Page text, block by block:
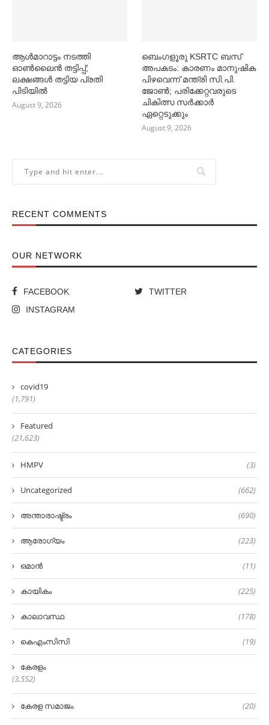
ആള്‍മാറാട്ടം നടത്തി
ഓണ്‍ലൈൻ തട്ടിപ്പ്;
ലക്ഷങ്ങള്‍ തട്ടിയ പ്രതി
പിടിയില്‍
August 9, 2026
ബെംഗളൂരു KSRTC ബസ്
അപകടം: കാരണം മാനുഷിക
പിഴവെന്ന് മന്ത്രി സി.പി.
ജോണ്‍; പരിക്കേറ്റവരുടെ
ചികിത്സ സര്‍ക്കാര്‍
ഏറ്റെടുക്കും
August 9, 2026
RECENT COMMENTS
OUR NETWORK
FACEBOOK
TWITTER
INSTAGRAM
CATEGORIES
covid19
(1,791)
Featured
(21,623)
HMPV (3)
Uncategorized (662)
അന്താരാഷ്ട്രം (690)
ആരോഗ്യം (223)
ഒമാൻ (11)
കായികം (225)
കാലാവസ്ഥ (178)
കെഎംസിസി (19)
കേരളം
(3,552)
കേരള സമാജം (20)